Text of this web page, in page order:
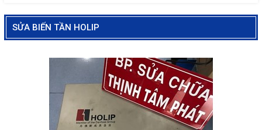
SỬA BIẾN TẦN HOLIP
Sản phẩm
Hệ Thống Cảnh Báo An
Toàn Xe Nâng
Hệ thống điều khiển giám
sát và thu thập dữ liệu
64 đường 24, KDC Hiệp
Thủ Dầu Một, Tỉnh Bình
Dương
Điện thoại
0909 199 102
COPYRIGHT 2018. ALL RIGHTS RESERVED